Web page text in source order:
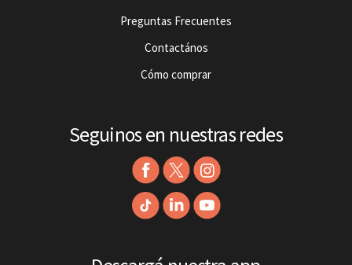
Preguntas Frecuentes
Contactános
Cómo comprar
Seguinos en nuestras redes